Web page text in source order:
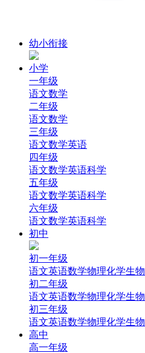
幼小衔接
小学
一年级
语文数学
二年级
语文数学
三年级
语文数学英语
四年级
语文数学英语科学
五年级
语文数学英语科学
六年级
语文数学英语科学
初中
初一年级
语文英语数学物理化学生物
初二年级
语文英语数学物理化学生物
初三年级
语文英语数学物理化学生物
高中
高一年级